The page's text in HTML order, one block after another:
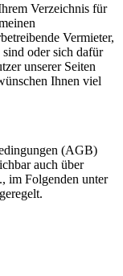
Verzeichnis für
Vermieter,
sind oder sich dafür
unserer Seiten
Ihnen viel
(AGB)
auch über
im Folgenden unter